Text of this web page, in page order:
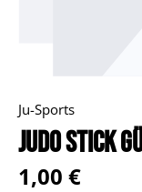
Ju-Sports
Judo Stick
Regulärer Preis:
1,00 €